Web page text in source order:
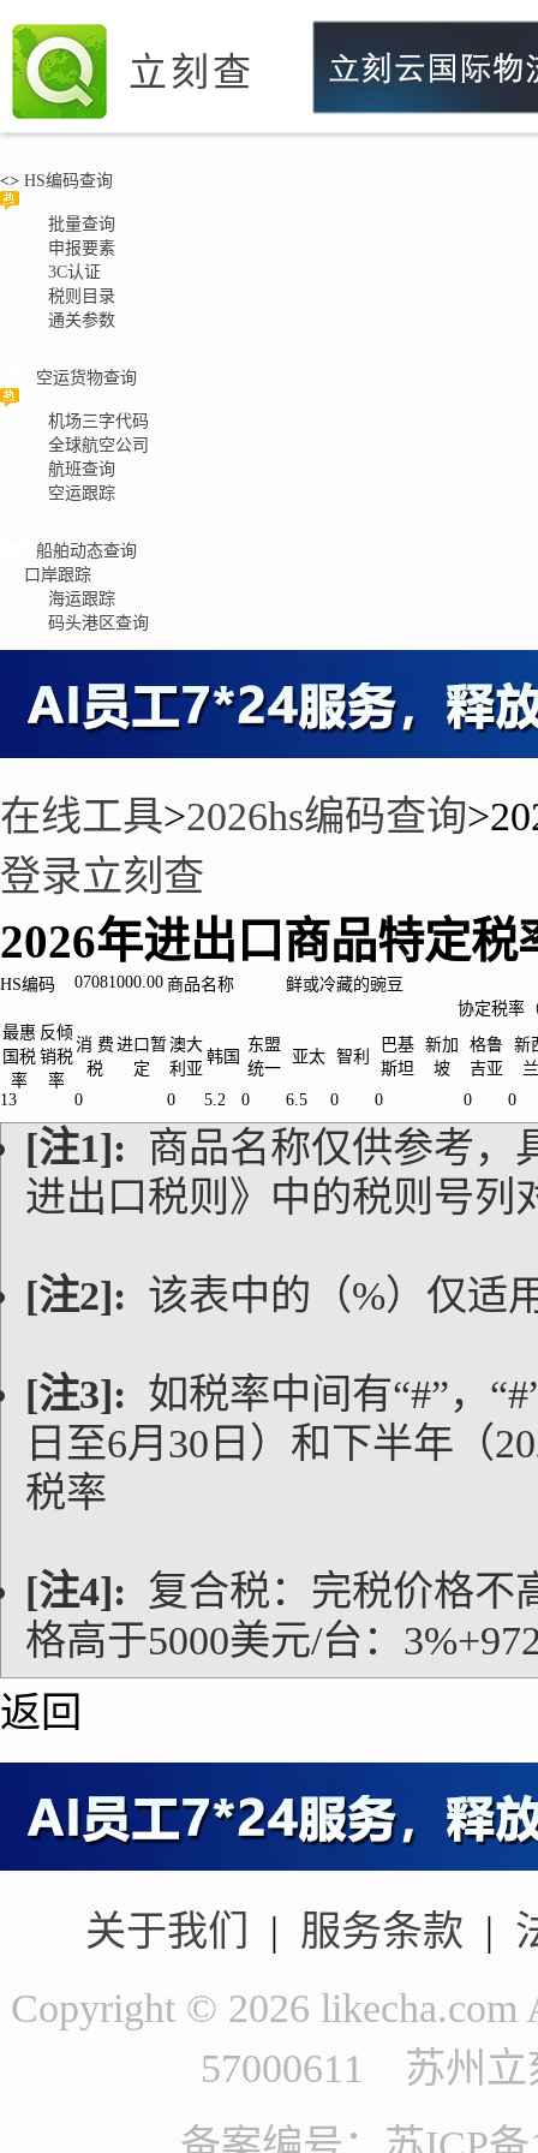
立刻查
<> HS编码查询
批量查询
申报要素
3C认证
税则目录
通关参数
空运货物查询
机场三字代码
全球航空公司
航班查询
空运跟踪
船舶动态查询
口岸跟踪
海运跟踪
码头港区查询
在线工具>2026hs编码查询>
登录立刻查
2026年进出口商品特定税
HS编码 07081000.00 商品名称
鲜或冷藏的豌豆
协定税率
最惠
国税
率
反倾
销税
率
消 费
税
进口暂
定
澳大
利亚
韩国
东盟
统一
亚太 智利
巴基
斯坦
新加
坡
格鲁
吉亚
新
兰
13
0 0 5.2 0 6.5 0 0 0 0
[注1]: 商品名称仅供参考，
进出口税则》中的税则号列
[注2]: 该表中的（%）仅适
[注3]: 如税率中间有“#”，
日至6月30日）和下半年（
税率
[注4]: 复合税：完税价格不
格高于5000美元/台：
返回
关于我们 | 服务条款 |
Copyright © 2026 likecha.com
57000611 苏州立